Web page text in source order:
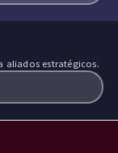
aliados estratégicos.